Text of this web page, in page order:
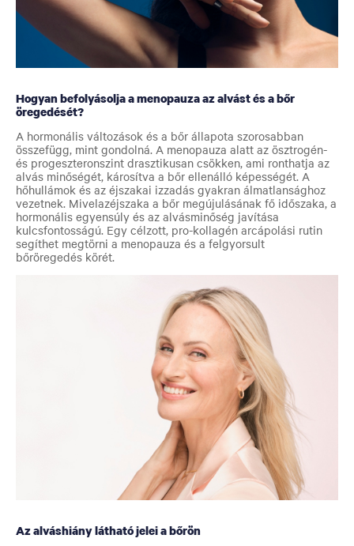
Hogyan befolyásolja a menopauza az alvást és a bőr
öregedését?
A hormonális változások és a bőr állapota szorosabban
összefügg, mint gondolná. A menopauza alatt az ösztrogén-
és progeszteronszint drasztikusan csökken, ami ronthatja az
alvás minőségét, károsítva a bőr ellenálló képességét. A
hőhullámok és az éjszakai izzadás gyakran álmatlansághoz
vezetnek. Mivelazéjszaka a bőr megújulásának fő időszaka, a
hormonális egyensúly és az alvásminőség javítása
kulcsfontosságú. Egy célzott, pro-kollagén arcápolási rutin
segíthet megtörni a menopauza és a felgyorsult
bőröregedés körét.
Az alváshiány látható jelei a bőrön